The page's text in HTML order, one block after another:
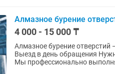
Алмазное бурение
4 000 - 15 000 ₸
Алмазное бурение
Выезд в день обращения
Мы профессионально